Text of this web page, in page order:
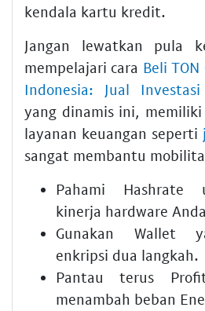
kendala kartu kredit.
Jangan lewatkan pula
mempelajari cara Beli
Indonesia: Jual Investasi
yang dinamis ini, memiliki
layanan keuangan seperti
sangat membantu
Pahami Hashrate
kinerja hardware
Gunakan Wallet
enkripsi dua langkah.
Pantau terus
menambah beban